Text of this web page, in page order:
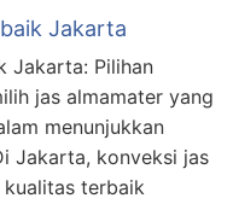
Jakarta
Jakarta: Pilihan
jas almamater yang
menunjukkan
Jakarta, konveksi jas
terbaik